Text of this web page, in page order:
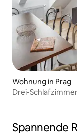
Wohnung in Prag
Drei-
Spannende